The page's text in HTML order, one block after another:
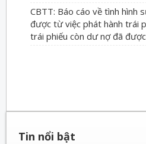
CBTT: Báo cáo về tình hình
được từ việc phát hành trái
trái phiếu còn dư nợ đã
Tin nổi bật